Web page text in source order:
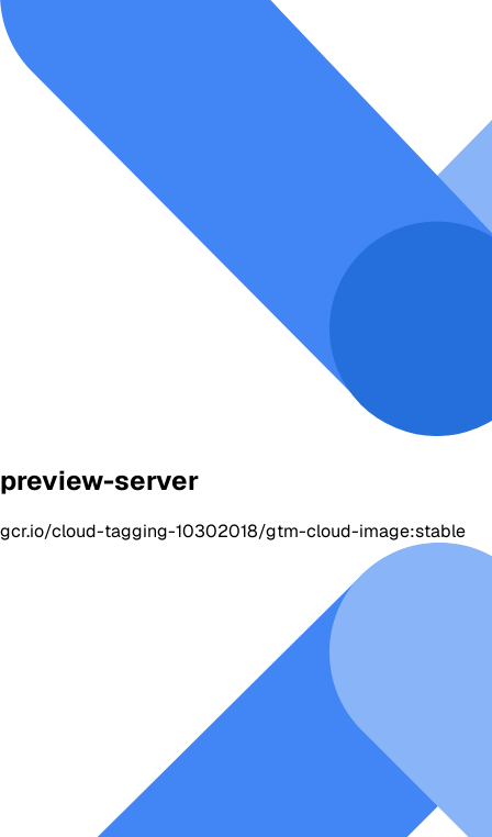
preview-server
gcr.io/cloud-tagging-10302018/gtm-cloud-image:stable